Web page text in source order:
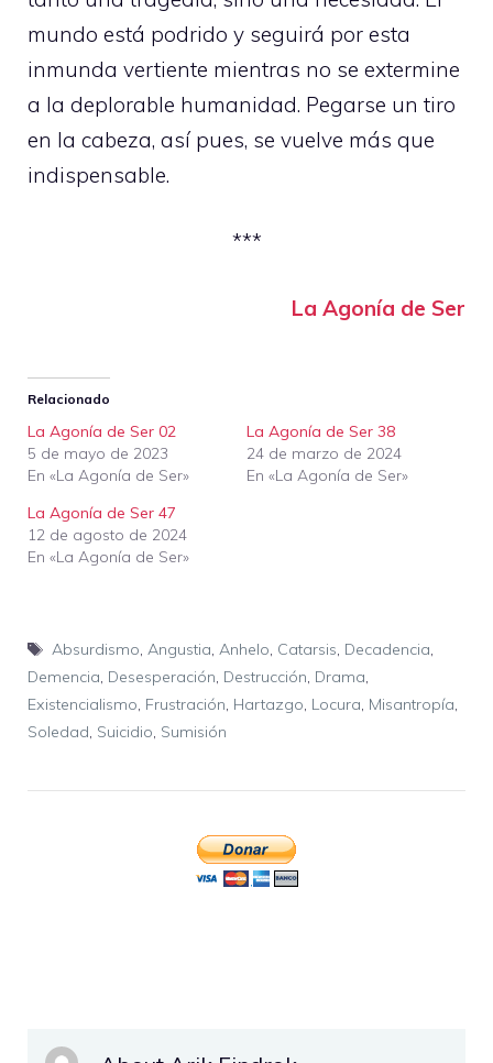
mundo está podrido y seguirá por esta
inmunda vertiente mientras no se extermine
a la deplorable humanidad. Pegarse un tiro
en la cabeza, así pues, se vuelve más que
indispensable.
***
La Agonía de Ser
Relacionado
La Agonía de Ser 02
5 de mayo de 2023
En «La Agonía de Ser»
La Agonía de Ser 38
24 de marzo de 2024
En «La Agonía de Ser»
La Agonía de Ser 47
12 de agosto de 2024
En «La Agonía de Ser»
Etiquetas
Absurdismo, Angustia, Anhelo, Catarsis, Decadencia,
Demencia, Desesperación, Destrucción, Drama,
Existencialismo, Frustración, Hartazgo, Locura, Misantropía,
Soledad, Suicidio, Sumisión